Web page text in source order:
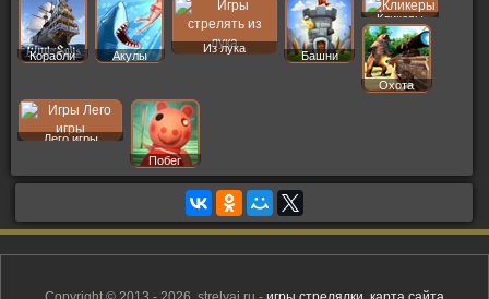
Корабли Акулы
Из лука
Башни
Кликеры
Охота
Лего игры
Побег